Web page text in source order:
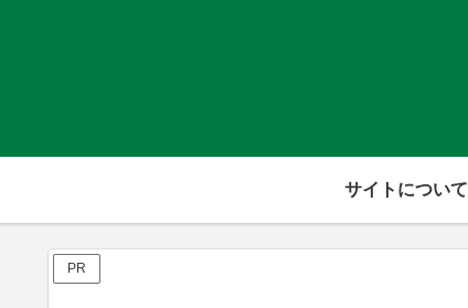
サイトについて
PR